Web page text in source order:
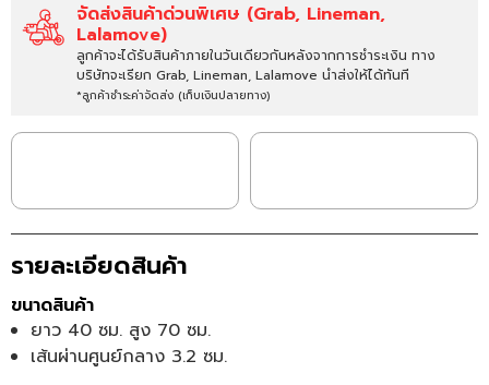
จัดส่งสินค้าด่วนพิเศษ (Grab, Lineman,
Lalamove)
ลูกค้าจะได้รับสินค้าภายในวันเดียวกันหลังจากการชำระเงิน ทาง
บริษัทจะเรียก Grab, Lineman, Lalamove นำส่งให้ได้ทันที
*ลูกค้าชำระค่าจัดส่ง (เก็บเงินปลายทาง)
รายละเอียดสินค้า
ขนาดสินค้า
ยาว 40 ซม. สูง 70 ซม.
เส้นผ่านศูนย์กลาง 3.2 ซม.